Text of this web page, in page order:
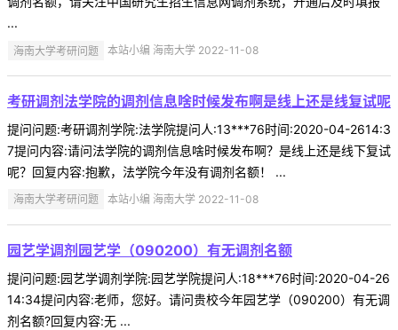
...
海南大学考研问题 本站小编 海南大学 2022-11-08
考研调剂法学院的调剂信息啥时候发布啊是线上还是线复试呢
提问问题:考研调剂学院:法学院提问人:13***76时间:2020-04-2614:3
7提问内容:请问法学院的调剂信息啥时候发布啊？是线上还是线下复试
呢？回复内容:抱歉，法学院今年没有调剂名额！ ...
海南大学考研问题 本站小编 海南大学 2022-11-08
园艺学调剂园艺学（090200）有无调剂名额
提问问题:园艺学调剂学院:园艺学院提问人:18***76时间:2020-04-26
14:34提问内容:老师，您好。请问贵校今年园艺学（090200）有无调
剂名额?回复内容:无 ...